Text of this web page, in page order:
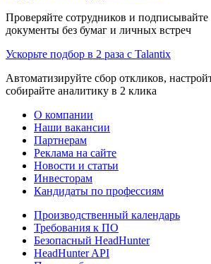
Проверяйте сотрудников и
документы без бумаг и личных встреч
Ускорьте подбор в 2 раза с Talantix
Автоматизируйте сбор откликов,
собирайте аналитику в 2 клика
О компании
Наши вакансии
Партнерам
Реклама на сайте
Новости и статьи
Инвесторам
Кандидаты по профессиям
Производственный календарь
Требования к ПО
Безопасный HeadHunter
HeadHunter API